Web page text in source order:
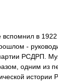
вспомнил в
-
РСДРП.
одним из
истории